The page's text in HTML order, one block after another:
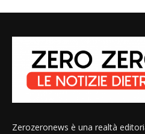
Zerozeronews è una realtà